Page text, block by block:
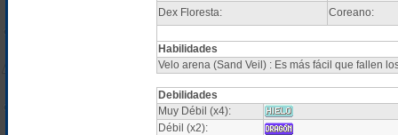
Dex Floresta:
Coreano:
Habilidades
Velo arena (Sand Veil) : Es más fácil que fallen
Debilidades
Muy Débil (x4):
Débil (x2):